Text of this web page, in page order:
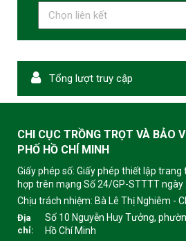
Tổng lượt truy cập
CHI CỤC TRỒNG TRỌT VÀ BẢO
PHỐ HỒ CHÍ MINH
Giấy phép số: Giấy phép thiết lập
hợp trên mạng Số 24/GP-STTTT
Chịu trách nhiệm: Bà Lê Thị Nghiêm -
Địa
chỉ:
Số 10 Nguyễn Huy Tưởng,
Hồ Chí Minh